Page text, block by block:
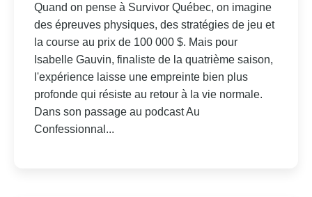
Quand on pense à Survivor Québec, on imagine
des épreuves physiques, des stratégies de jeu et
la course au prix de 100 000 $. Mais pour
Isabelle Gauvin, finaliste de la quatrième saison,
l'expérience laisse une empreinte bien plus
profonde qui résiste au retour à la vie normale.
Dans son passage au podcast Au
Confessionnal...